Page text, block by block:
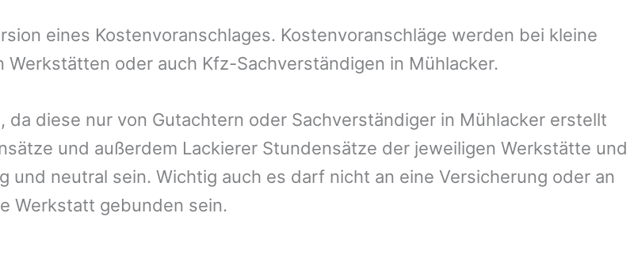
eines Kostenvoranschlages. Kostenvoranschläge werden bei kleine
oder auch Kfz-Sachverständigen in Mühlacker.
diese nur von Gutachtern oder Sachverständiger in Mühlacker erstellt
und außerdem Lackierer Stundensätze der jeweiligen Werkstätte und
und neutral sein. Wichtig auch es darf nicht an eine Versicherung oder an
Werkstatt gebunden sein.